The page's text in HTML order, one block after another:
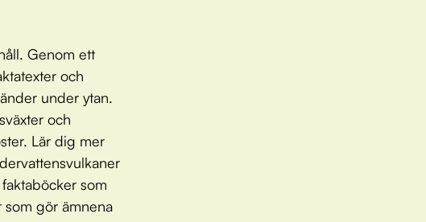
Genom ett
och
under ytan.
och
Lär dig mer
som
gör ämnena